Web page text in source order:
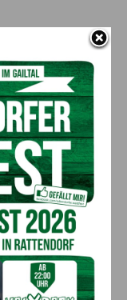
Nächster Artikel
Deutscher stürzt
in den Weissensee
Ende: Anna
verstorben